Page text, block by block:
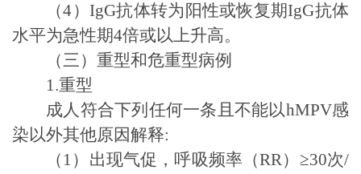
（4） IgG抗体转为 阳性或恢复期IgG抗体
水平为急性期4倍或以上升高。
（三）重型和危重型病例
1.重型
成人符合下列任何一条且不能以hMPV感
染以外其他原因解释:
（ 1）出现气促，呼吸频率（RR） ≥30次/